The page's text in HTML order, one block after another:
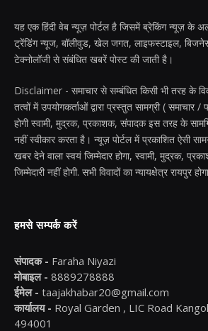
यह एक हिंदी वेब न्यूज़ पोर्टल है जिसमें ब्रेकिंग न्यूज़ के
ट्रेंडिंग न्यूज, बॉलीवुड, खेल जगत, लाइफस्टाइल,
टेक्नोलॉजी से संबंधित खबरें पोस्ट की जाती है।
Disclaimer - समाचार से सम्बंधित किसी भी तरह के
तत्वों में उपयोगकर्ताओं द्वारा प्रस्तुत सामग्री ( समाचार /
होगी स्वामी, मुद्रक, प्रकाशक, संपादक इस तरह के
नहीं स्वीकार करता है। न्यूज़ पोर्टल में प्रकाशित ऐसी
खबर देने वाला स्वयं जिम्मेदार होगा, स्वामी, मुद्रक,
जिम्मेदारी नहीं होगी. सभी विवादों का न्यायक्षेत्र रायपुर होगा
हमसे सम्पर्क करें
संपादक - Faraha Niyazi
मोबाइल - 8889278888
ईमेल - taajakhabar20@gmail.com
कार्यालय - Royal Garden , LIC Road
494001